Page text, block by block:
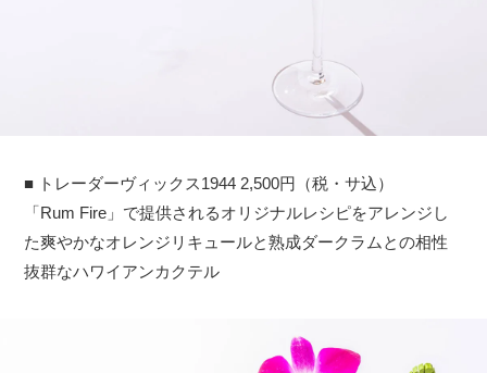
■ トレーダーヴィックス1944 2,500円（税・サ込）
「Rum Fire」で提供されるオリジナルレシピをアレンジし
た爽やかなオレンジリキュールと熟成ダークラムとの相性
抜群なハワイアンカクテル